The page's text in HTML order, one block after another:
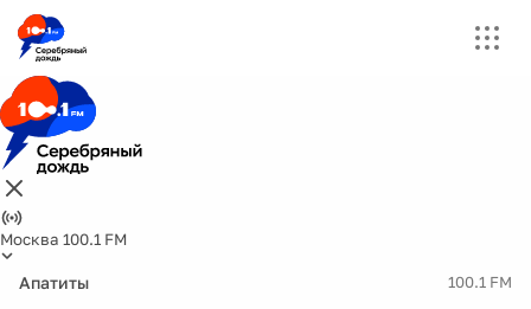
Москва 100.1 FM
Апатиты 100.1 FM